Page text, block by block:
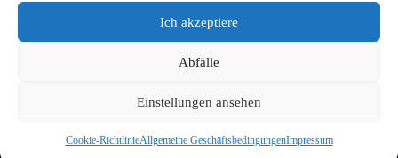
Ich akzeptiere
Abfälle
Einstellungen ansehen
Cookie-RichtlinieAllgemeine GeschäftsbedingungenImpressum
Beratung
Inspirationen
Männchen
Copyright © 2026 deutscherstil.de